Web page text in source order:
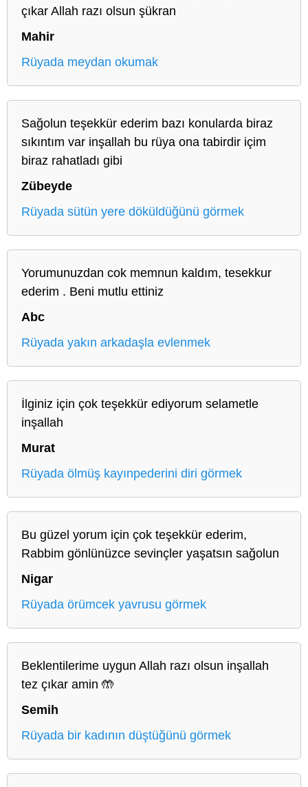
çıkar Allah razı olsun şükran
Mahir
Rüyada meydan okumak
Sağolun teşekkür ederim bazı konularda biraz
sıkıntım var inşallah bu rüya ona tabirdir içim
biraz rahatladı gibi
Zübeyde
Rüyada sütün yere döküldüğünü görmek
Yorumunuzdan cok memnun kaldım, tesekkur
ederim . Beni mutlu ettiniz
Abc
Rüyada yakın arkadaşla evlenmek
İlginiz için çok teşekkür ediyorum selametle
inşallah
Murat
Rüyada ölmüş kayınpederini diri görmek
Bu güzel yorum için çok teşekkür ederim,
Rabbim gönlünüzce sevinçler yaşatsın sağolun
Nigar
Rüyada örümcek yavrusu görmek
Beklentilerime uygun Allah razı olsun inşallah
tez çıkar amin 🤲
Semih
Rüyada bir kadının düştüğünü görmek